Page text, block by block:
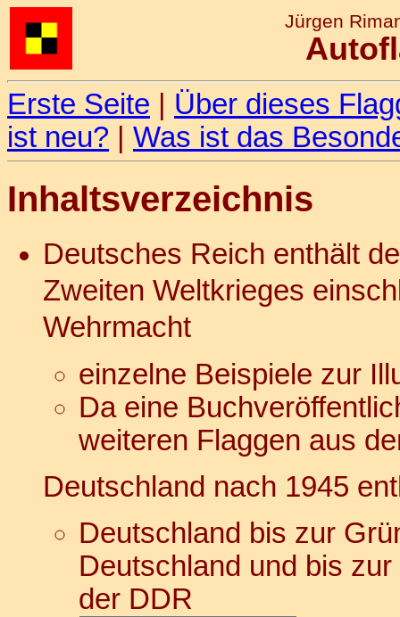
Jürgen
Erste Seite
Über dieses
ist neu?
Was ist das
Inhaltsverzeichnis
Deutsches Reich enthält
Zweiten Weltkrieges
Wehrmacht
einzelne Beispiele zur
Da eine
weiteren Flaggen aus
Deutschland nach 1945
Deutschland bis zur
Deutschland und bis
der DDR